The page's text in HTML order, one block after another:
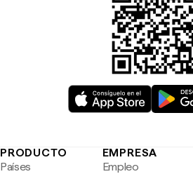
PRODUCTO
Países
EMPRESA
Empleo